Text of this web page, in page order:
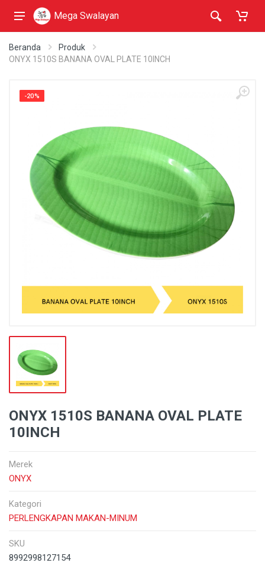
Mega Swalayan
Beranda
Produk
ONYX 1510S BANANA OVAL PLATE 10INCH
-20%
ONYX 1510S BANANA OVAL PLATE
10INCH
Merek
ONYX
Kategori
PERLENGKAPAN MAKAN-MINUM
SKU
8992998127154